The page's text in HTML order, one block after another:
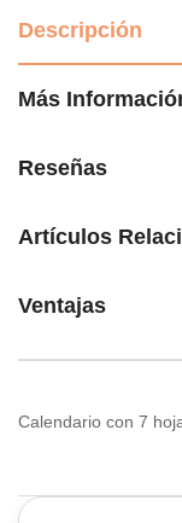
Descripción
Más
Reseñas
Artículos
Ventajas
Calendario con 7